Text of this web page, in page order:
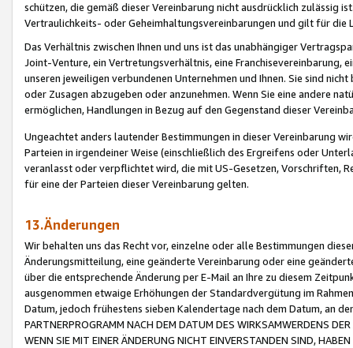
schützen, die gemäß dieser Vereinbarung nicht ausdrücklich zulässig
Vertraulichkeits- oder Geheimhaltungsvereinbarungen und gilt für die
Das Verhältnis zwischen Ihnen und uns ist das unabhängiger
Joint-Venture, ein Vertretungsverhältnis, eine Franchisevereinbarung,
unseren jeweiligen verbundenen Unternehmen und Ihnen. Sie sind
oder Zusagen abzugeben oder anzunehmen. Wenn Sie eine andere
ermöglichen, Handlungen in Bezug auf den Gegenstand dieser
Ungeachtet anders lautender Bestimmungen in dieser Vereinbarung
Parteien in irgendeiner Weise (einschließlich des Ergreifens oder
veranlasst oder verpflichtet wird, die mit US-Gesetzen, Vorschriften,
für eine der Parteien dieser Vereinbarung gelten.
13.Änderungen
Wir behalten uns das Recht vor, einzelne oder alle Bestimmungen
Änderungsmitteilung, eine geänderte Vereinbarung oder eine
über die entsprechende Änderung per E-Mail an Ihre zu diesem
ausgenommen etwaige Erhöhungen der Standardvergütung im
Datum, jedoch frühestens sieben Kalendertage nach dem Datum, an
PARTNERPROGRAMM NACH DEM DATUM DES WIRKSAMWERDENS
WENN SIE MIT EINER ÄNDERUNG NICHT EINVERSTANDEN SIND,